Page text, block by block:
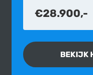
€28.900,-
BEKIJK